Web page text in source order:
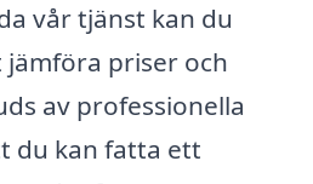
vår tjänst kan du
priser och
av professionella
du kan fatta ett